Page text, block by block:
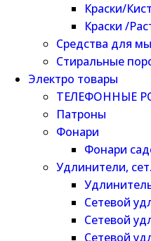
Краски/
Краски /
Средства для
Стиральные
Электро товары
ТЕЛЕФОННЫЕ
Патроны
Фонари
Фонари
Удлинители,
Сетевой
Сетевой
Сетевой